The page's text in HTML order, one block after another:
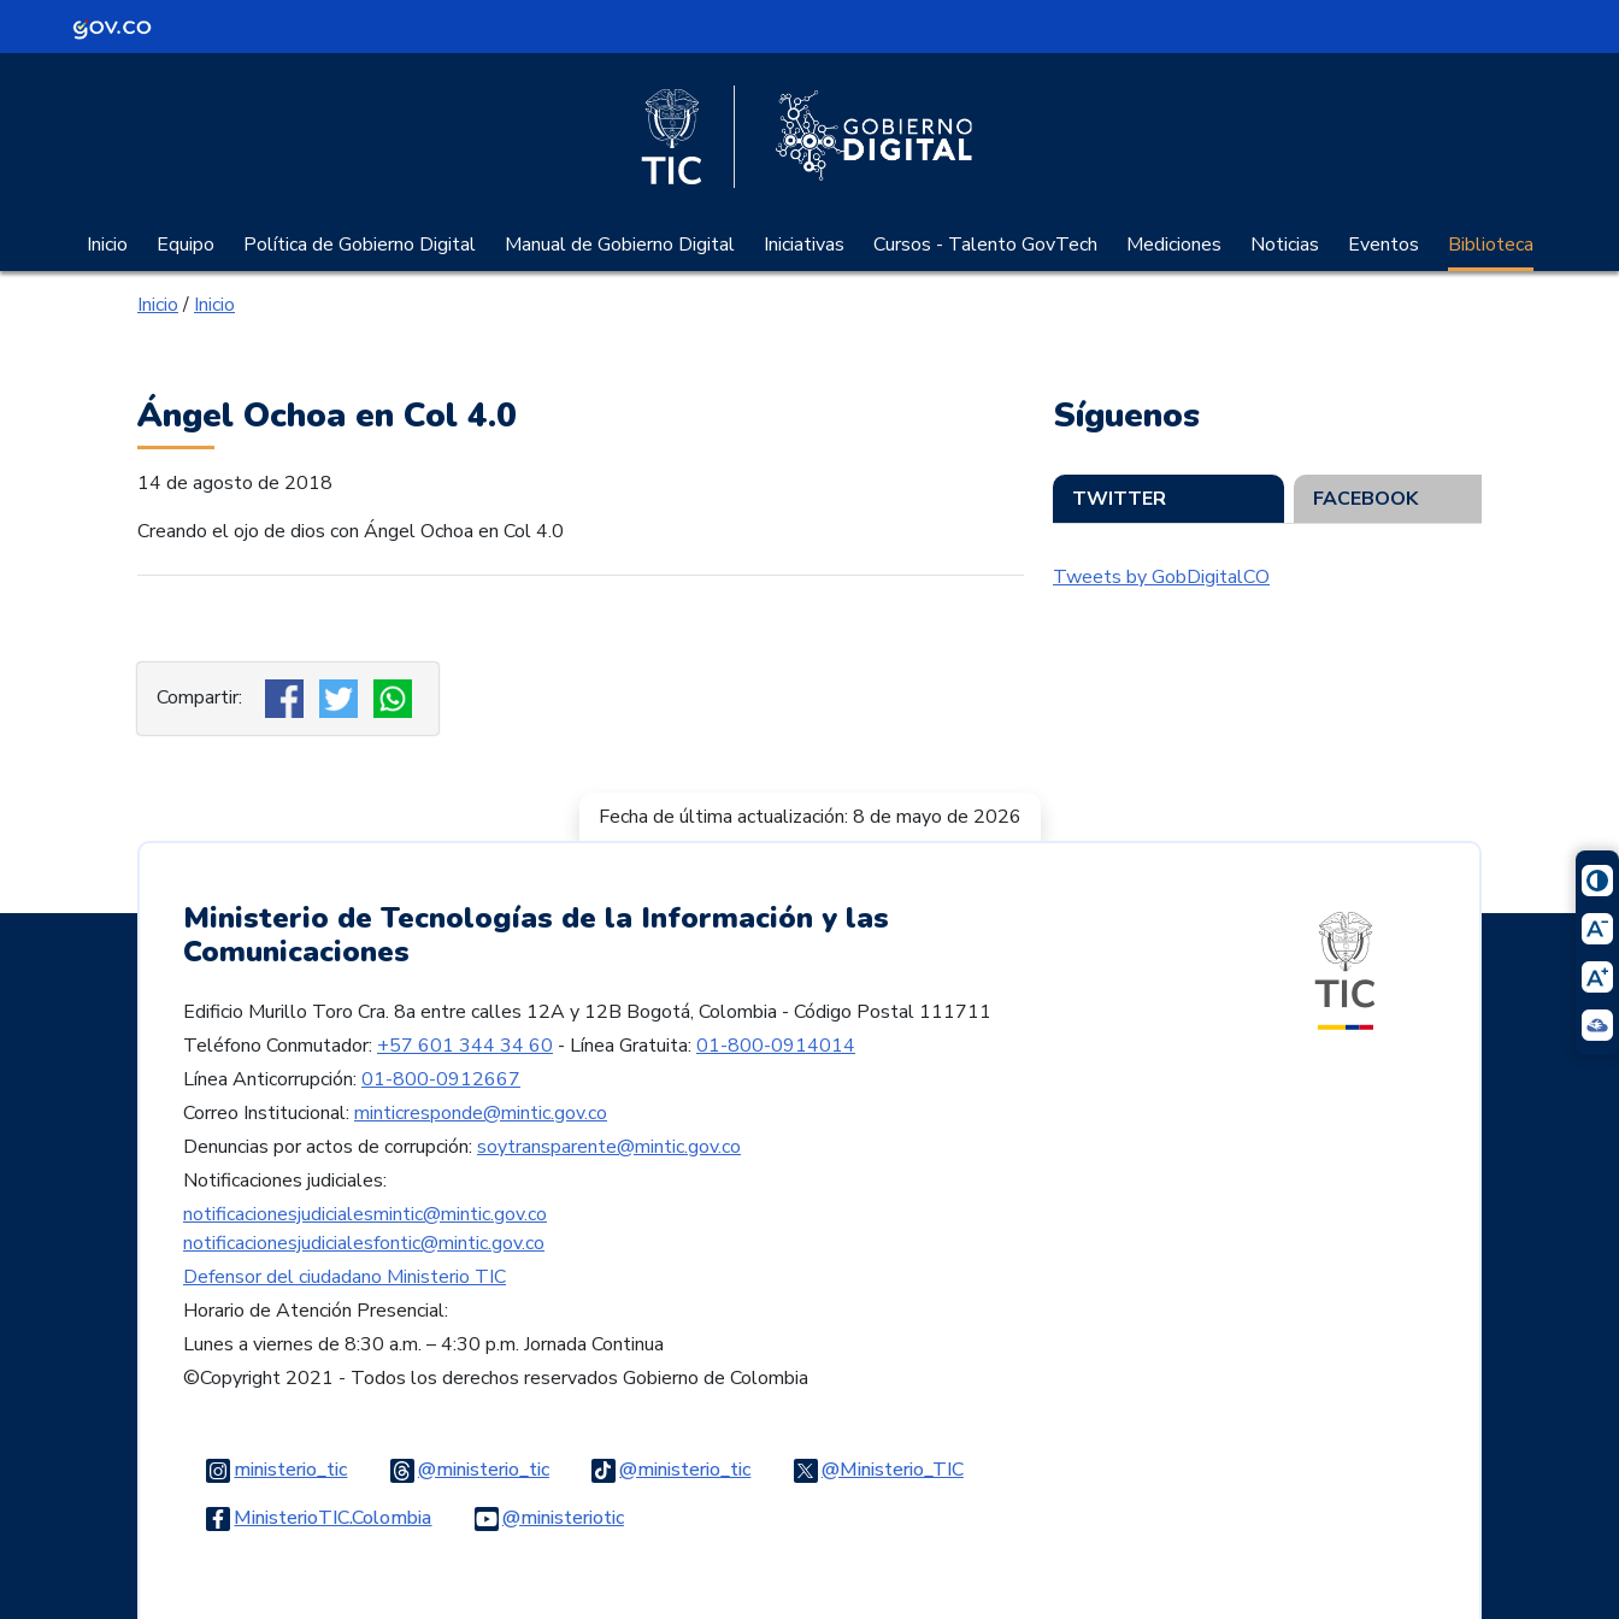
Logo Gobierno de Colombia
Logo del Ministerio TIC
Inicio Equipo Política de Gobierno Digital Manual de Gobierno Digital Iniciativas Cursos - Talento GovTech Mediciones Noticias Eventos Biblioteca
Inicio/Inicio
Ángel Ochoa en Col 4.0
14 de agosto de 2018
Creando el ojo de dios con Ángel Ochoa en Col 4.0
Síguenos
TWITTER FACEBOOK
Tweets by GobDigitalCO
Fecha de última actualización: 8 de mayo de 2026
Ministerio de Tecnologías de la Información y las
Comunicaciones
Edificio Murillo Toro Cra. 8a entre calles 12A y 12B Bogotá, Colombia - Código Postal 111711
Teléfono Conmutador: +57 601 344 34 60 - Línea Gratuita: 01-800-0914014
Línea Anticorrupción: 01-800-0912667
Correo Institucional: minticresponde@mintic.gov.co
Denuncias por actos de corrupción: soytransparente@mintic.gov.co
Notificaciones judiciales:
notificacionesjudicialesmintic@mintic.gov.co
notificacionesjudicialesfontic@mintic.gov.co
Defensor del ciudadano Ministerio TIC
Horario de Atención Presencial:
Lunes a viernes de 8:30 a.m. – 4:30 p.m. Jornada Continua
©Copyright 2021 - Todos los derechos reservados Gobierno de Colombia
ministerio_ticLogo Instagram@ministerio_ticLogo Threads@ministerio_ticLogo Tiktok@Ministerio_TICLogo Twitter
MinisterioTIC.ColombiaLogo Facebook@ministerioticLogo Youtube